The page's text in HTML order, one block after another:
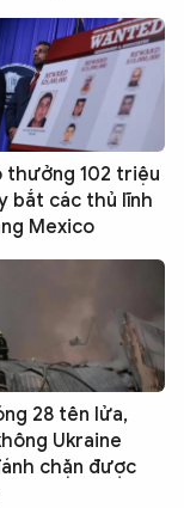
thưởng 102 triệu
bắt các thủ lĩnh
Mexico
28 tên lửa,
Ukraine
chặn được